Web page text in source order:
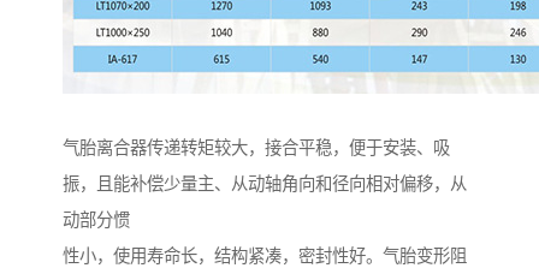
气胎离合器传递转矩较大，接合平稳，便于安装、吸
振，且能补偿少量主、从动轴角向和径向相对偏移，从
动部分惯
性小，使用寿命长，结构紧凑，密封性好。气胎变形阻